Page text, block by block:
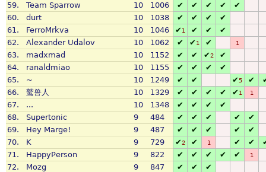
59.
Team Sparrow 10 1006 ✔ ✔ ✔ ✔
✔
60.
durt 10 1038 ✔ ✔ ✔
✔
61.
FerroMrkva 10 1046 ✔1 ✔ ✔
✔
62.
Alexander Udalov 10 1062 ✔ ✔1 ✔ 1
63. madxmad 10 1152 ✔ ✔ ✔2
✔
64.
ranaldmiao 10 1155 ✔ ✔ ✔
✔
65.
~ 10 1249 ✔ ✔ ✔5 ✔
66.
鹫兽人 10 1329 ✔ ✔ ✔ ✔ ✔1 1
67. ... 10 1348 ✔ ✔ ✔
✔
68.
Supertonic 9 484 ✔ ✔ ✔ ✔
✔
69.
Hey Marge! 9 487 ✔ ✔ ✔ ✔
✔
70.
K 9 729 ✔2 ✔ 1 ✔ ✔
71.
HappyPerson 9 822 ✔ ✔ ✔ ✔ ✔ 1
72. Mozg 9 847 ✔ ✔
✔